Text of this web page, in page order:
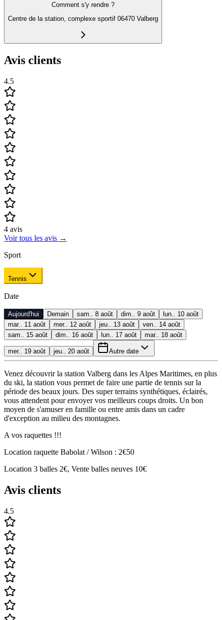
Comment s'y rendre ?
Centre de la station, complexe sportif 06470 Valberg
Avis clients
4.5
4 avis
Voir tous les avis →
Sport
Tennis
Date
Aujourd'hui Demain sam.. 8 août dim.. 9 août
lun.. 10 août
mar.. 11 août
mer.. 12 août jeu.. 13 août
ven.. 14 août
sam.. 15 août
dim.. 16 août lun.. 17 août mar.. 18 août
mer.. 19 août jeu.. 20 août Autre date
Venez découvrir la station Valberg dans les Alpes Maritimes, en plus
du ski, la station vous permet de faire une partie de tennis sur la
période des beaux jours. Des super terrains synthétiques, éclairés,
vous attendent pour envoyer vos meilleurs coups droits. Un bon
moyen de s'amuser en famille ou entre amis dans un cadre
d'exception au milieu des montagnes.
A vos raquettes !!!
Location raquette Babolat / Wilson : 2€50
Location 3 balles 2€, Vente balles neuves 10€
Avis clients
4.5